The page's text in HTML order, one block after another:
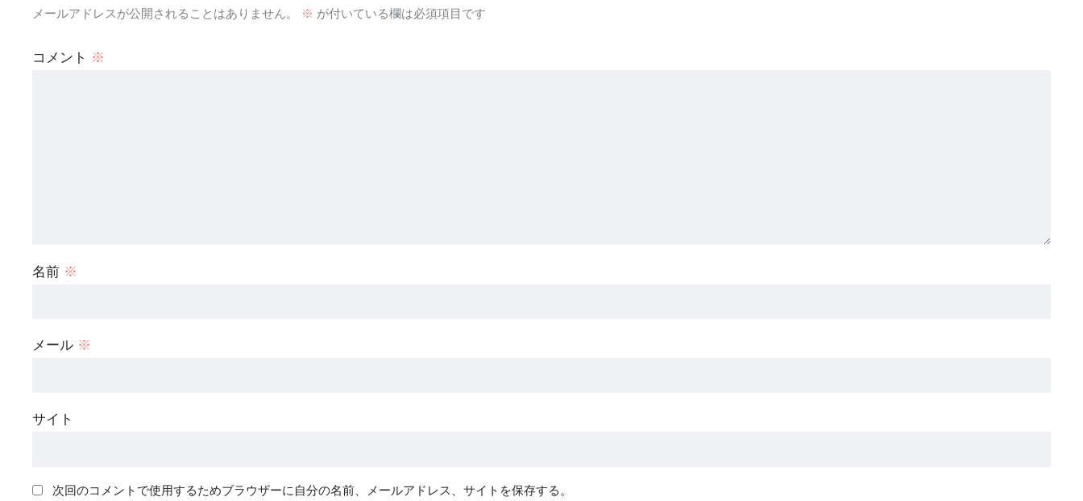
メールアドレスが公開されることはありません。 ※ が付いている欄は必須項目です
コメント ※
名前 ※
メール ※
サイト
次回のコメントで使用するためブラウザーに自分の名前、メールアドレス、サイトを保存する。